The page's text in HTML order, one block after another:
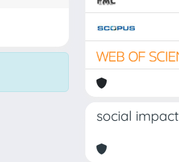
social impact